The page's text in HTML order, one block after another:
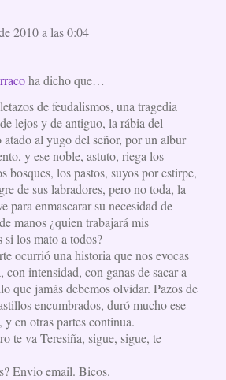
2010 a las 0:04
ha dicho que…
de feudalismos, una tragedia
lejos y de antiguo, la rábia del
atado al yugo del señor, por un albur
y ese noble, astuto, riega los
bosques, los pastos, suyos por estirpe,
de sus labradores, pero no toda, la
para enmascarar su necesidad de
manos ¿quien trabajará mis
si los mato a todos?
ocurrió una historia que nos evocas
con intensidad, con ganas de sacar a
que jamás debemos olvidar. Pazos de
encumbrados, duró mucho ese
y en otras partes continua.
te va Teresiña, sigue, sigue, te
Envio email. Bicos.